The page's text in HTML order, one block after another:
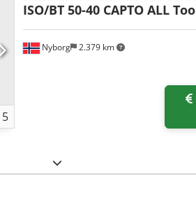
5
Nyborg 2.379 km
ISO/BT 50-40 CAPTO ALL